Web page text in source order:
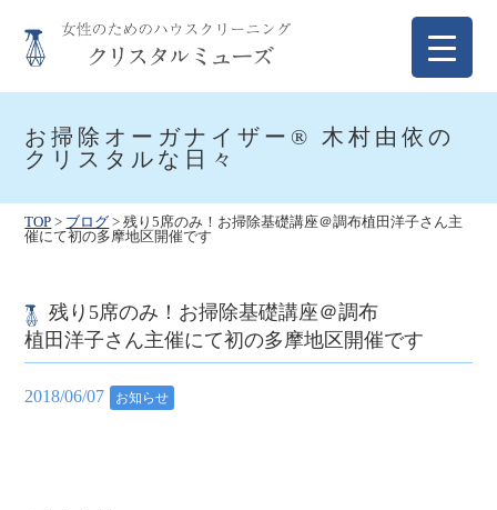
content
お掃除オーガナイザー® 木村由依の
クリスタルな日々
TOP > ブログ >残り5席のみ！お掃除基礎講座＠調布植田洋子さん主
催にて初の多摩地区開催です
残り5席のみ！お掃除基礎講座＠調布
植田洋子さん主催にて初の多摩地区開催です
2018/06/07 お知らせ